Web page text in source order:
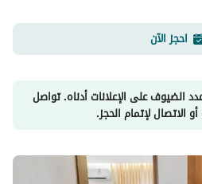
احجز الآن
الضيوف على الإعلانات أدناه. تواصل
الاتصال لإتمام الحجز.